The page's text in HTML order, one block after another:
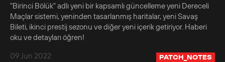
"Birinci Bölük" adlı yeni bir kapsamlı güncelleme yeni Dereceli
Maçlar sistemi, yeninden tasarlanmış haritalar, yeni Savaş
Bileti, ikinci prestij sezonu ve diğer yeni içerik getiriyor. Haberi
oku ve detayları öğren!
09 Jun 2022
PATCH_NOTES